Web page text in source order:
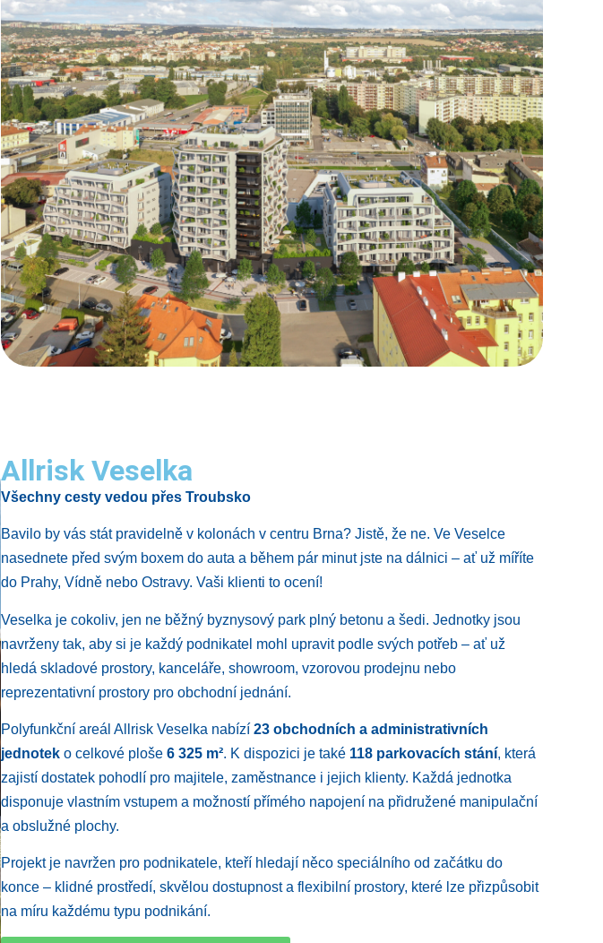
Allrisk Veselka
Všechny cesty vedou přes Troubsko
Bavilo by vás stát pravidelně v kolonách v centru Brna? Jistě, že ne. Ve Veselce
nasednete před svým boxem do auta a během pár minut jste na dálnici – ať už míříte
do Prahy, Vídně nebo Ostravy. Vaši klienti to ocení!
Veselka je cokoliv, jen ne běžný byznysový park plný betonu a šedi. Jednotky jsou
navrženy tak, aby si je každý podnikatel mohl upravit podle svých potřeb – ať už
hledá skladové prostory, kanceláře, showroom, vzorovou prodejnu nebo
reprezentativní prostory pro obchodní jednání.
Polyfunkční areál Allrisk Veselka nabízí 23 obchodních a administrativních
jednotek o celkové ploše 6 325 m². K dispozici je také 118 parkovacích stání, která
zajistí dostatek pohodlí pro majitele, zaměstnance i jejich klienty. Každá jednotka
disponuje vlastním vstupem a možností přímého napojení na přidružené manipulační
a obslužné plochy.
Projekt je navržen pro podnikatele, kteří hledají něco speciálního od začátku do
konce – klidné prostředí, skvělou dostupnost a flexibilní prostory, které lze přizpůsobit
na míru každému typu podnikání.